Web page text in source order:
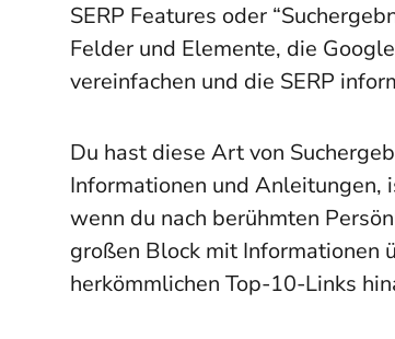
SERP Features oder
Felder und Elemente, die
vereinfachen und die SERP
Du hast diese Art von
Informationen und
wenn du nach berühmten
großen Block mit Informationen
herkömmlichen Top-10-Links